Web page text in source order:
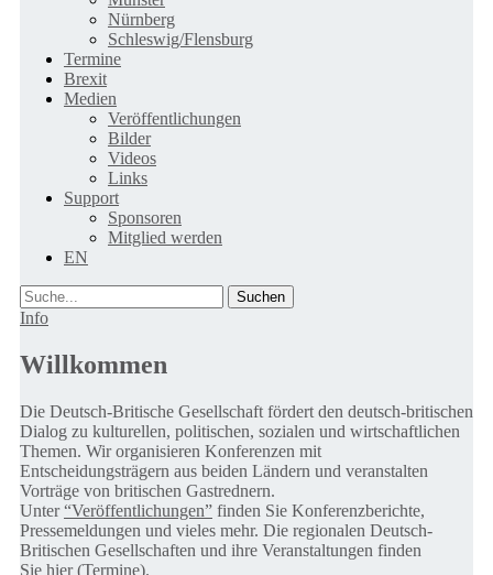
Nürnberg
Schleswig/Flensburg
Termine
Brexit
Medien
Veröffentlichungen
Bilder
Videos
Links
Support
Sponsoren
Mitglied werden
EN
Suche
Info
Willkommen
Die Deutsch-Britische Gesellschaft fördert den deutsch-britischen
Dialog zu kulturellen, politischen, sozialen und wirtschaftlichen
Themen. Wir organisieren Konferenzen mit
Entscheidungsträgern aus beiden Ländern und veranstalten
Vorträge von britischen Gastrednern.
Unter“Veröffentlichungen” finden Sie Konferenzberichte,
Pressemeldungen und vieles mehr. Die regionalen Deutsch-
Britischen Gesellschaften und ihre Veranstaltungen finden
Sie hier (Termine).